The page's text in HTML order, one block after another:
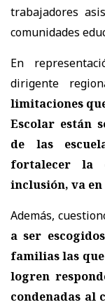
trabajadores
comunidades
En
dirigente
limitaciones
Escolar están
de las
fortalecer la
inclusión, va
Además,
a ser
familias las que
logren
condenadas al